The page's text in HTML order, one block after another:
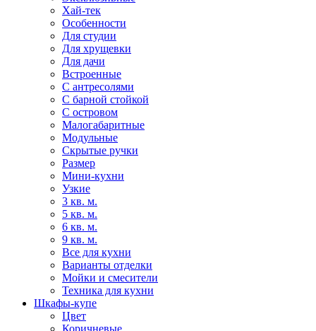
Хай-тек
Особенности
Для студии
Для хрущевки
Для дачи
Встроенные
С антресолями
С барной стойкой
С островом
Малогабаритные
Модульные
Скрытые ручки
Размер
Мини-кухни
Узкие
3 кв. м.
5 кв. м.
6 кв. м.
9 кв. м.
Все для кухни
Варианты отделки
Мойки и смесители
Техника для кухни
Шкафы-купе
Цвет
Коричневые